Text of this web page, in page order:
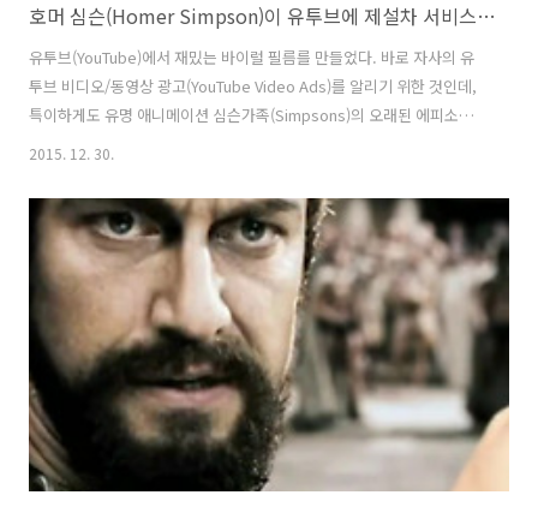
호머 심슨(Homer Simpson)이 유투브에 제설차 서비스(Mr. Plow) 광고를 한다면?, 유투브(YouTube) 동영상 광고(Video Advertising)를 쉽고 재미있게 알리기 위해 심슨가족(Simpsons)의 92년 방송 에피소드를 리메..
유투브(YouTube)에서 재밌는 바이럴 필름를 만들었다. 바로 자사의 유
투브 비디오/동영상 광고(YouTube Video Ads)를 알리기 위한 것인데,
특이하게도 유명 애니메이션 심슨가족(Simpsons)의 오래된 에피소드
를 가져와서 리메이크 하였다. Mr. Plow는 1992년 11월 19일에 방송된,
의 차인 스테이션 웨건을 망가트리고, 새롭게 제설차를 구입한 뒤, 미스
터 플라우라는 이름의 제설 사업을 시작하였으나, 장사가 안되어서 망할
위기에 처했으나, 똑똑한 딸, 리사 심슨이 제안한 심야시간대의 TV광고
로 인해 사업에 호황을 맞고, 시장으로부터 도시의 열쇠까지 증정받는다
는 스토리. ( 이후, 바니 검블과의 갈등과 화해는 뭐 ..
2015. 12. 30.